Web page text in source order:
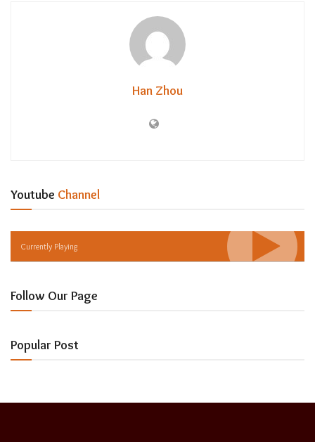
Han Zhou
Youtube Channel
Currently Playing
Follow Our Page
Popular Post